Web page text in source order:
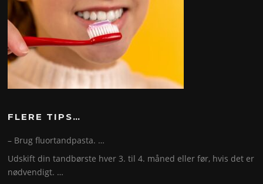
FLERE TIPS…
– Brug fluortandpasta. …
Udskift din tandbørste hver 3. til 4. måned eller før, hvis det er
nødvendigt. …